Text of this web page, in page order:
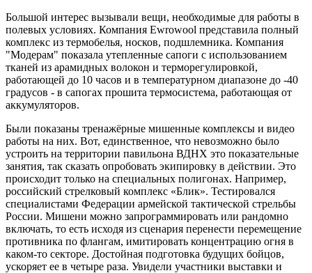
Большой интерес вызывали вещи, необходимые для работы в
полевых условиях. Компания Ewrowool представила полный
комплекс из термобелья, носков, подшлемника. Компания
"Модерам" показала утепленные сапоги с использованием
тканей из арамидных волокон и терморегулировкой,
работающей до 10 часов и в температурном диапазоне до -40
градусов - в сапогах прошита термосистема, работающая от
аккумуляторов.
Были показаны тренажёрные мишенные комплексы и видео
работы на них. Вот, единственное, что невозможно было
устроить на территории павильона ВДНХ это показательные
занятия, так сказать опробовать экипировку в действии. Это
происходит только на специальных полигонах. Например,
российский стрелковый комплекс «Блик». Тестировался
специалистами Федерации армейской тактической стрельбы
России. Мишени можно запрограммировать или рандомно
включать, то есть исходя из сценария перенести перемещение
противника по флангам, имитировать концентрацию огня в
каком-то секторе. Достойная подготовка будущих бойцов,
ускоряет ее в четыре раза. Увидели участники выставки и